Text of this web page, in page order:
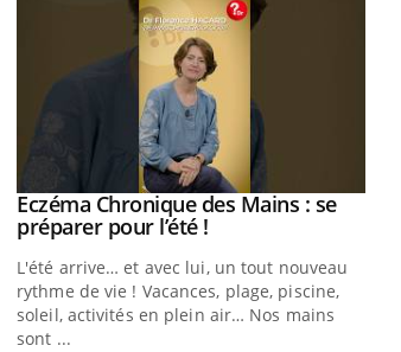
Youtube
Eczéma Chronique des Mains : se
préparer pour l’été !Youtube
L'été arrive… et avec lui, un tout nouveau
rythme de vie ! Vacances, plage, piscine,
soleil, activités en plein air… Nos mains
sont ...